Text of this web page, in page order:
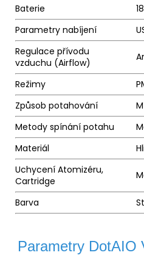
Baterie
Parametry nabíjení
Regulace přívodu
vzduchu (Airflow)
Režimy
Způsob potahování
Metody spínání potahu
Materiál
Uchycení Atomizéru,
Cartridge
Barva
Parametry DotAIO